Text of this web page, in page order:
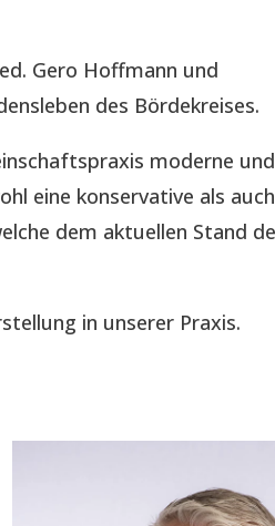
Gero Hoffmann und
des Bördekreises.
moderne
eine konservative als
dem aktuellen Stand
in unserer Praxis.